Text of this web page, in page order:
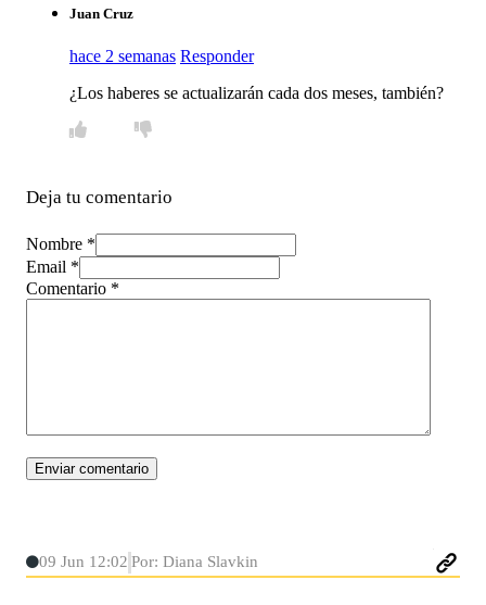
Juan Cruz
hace 2 semanas Responder
¿Los haberes se actualizarán cada dos meses, también?
Deja tu comentario
Nombre *
Email *
Comentario *
09 Jun 12:02 Por: Diana Slavkin